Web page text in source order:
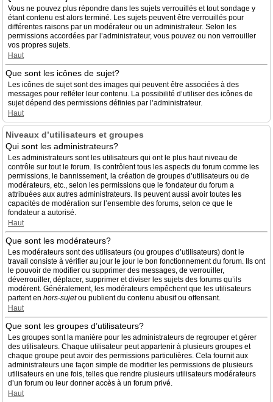
Vous ne pouvez plus répondre dans les sujets verrouillés et tout sondage y
étant contenu est alors terminé. Les sujets peuvent être verrouillés pour
différentes raisons par un modérateur ou un administrateur. Selon les
permissions accordées par l’administrateur, vous pouvez ou non verrouiller
vos propres sujets.
Haut
Que sont les icônes de sujet?
Les icônes de sujet sont des images qui peuvent être associées à des
messages pour refléter leur contenu. La possibilité d’utiliser des icônes de
sujet dépend des permissions définies par l’administrateur.
Haut
Niveaux d’utilisateurs et groupes
Qui sont les administrateurs?
Les administrateurs sont les utilisateurs qui ont le plus haut niveau de
contrôle sur tout le forum. Ils contrôlent tous les aspects du forum comme les
permissions, le bannissement, la création de groupes d’utilisateurs ou de
modérateurs, etc., selon les permissions que le fondateur du forum a
attribuées aux autres administrateurs. Ils peuvent aussi avoir toutes les
capacités de modération sur l’ensemble des forums, selon ce que le
fondateur a autorisé.
Haut
Que sont les modérateurs?
Les modérateurs sont des utilisateurs (ou groupes d’utilisateurs) dont le
travail consiste à vérifier au jour le jour le bon fonctionnement du forum. Ils ont
le pouvoir de modifier ou supprimer des messages, de verrouiller,
déverrouiller, déplacer, supprimer et diviser les sujets des forums qu’ils
modèrent. Généralement, les modérateurs empêchent que les utilisateurs
partent en hors-sujetou publient du contenu abusif ou offensant.
Haut
Que sont les groupes d’utilisateurs?
Les groupes sont la manière pour les administrateurs de regrouper et gérer
des utilisateurs. Chaque utilisateur peut appartenir à plusieurs groupes et
chaque groupe peut avoir des permissions particulières. Cela fournit aux
administrateurs une façon simple de modifier les permissions de plusieurs
utilisateurs en une fois, telles que rendre plusieurs utilisateurs modérateurs
d’un forum ou leur donner accès à un forum privé.
Haut